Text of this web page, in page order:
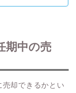
期中の売
却できるかとい